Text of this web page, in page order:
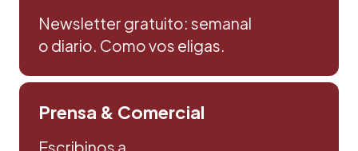
Newsletter gratuito: semanal
o diario. Como vos eligas.
Prensa & Comercial
Escribinos a